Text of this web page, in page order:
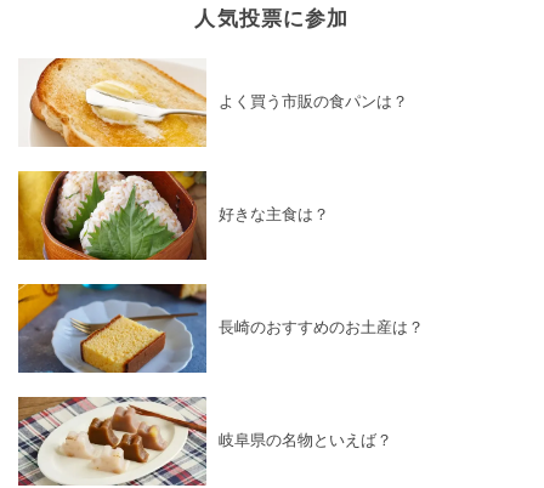
人気投票に参加
よく買う市販の食パンは？
好きな主食は？
長崎のおすすめのお土産は？
岐阜県の名物といえば？